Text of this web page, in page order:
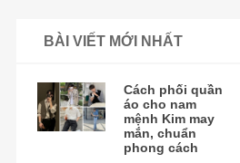
BÀI VIẾT MỚI NHẤT
Cách phối quần
áo cho nam
mệnh Kim may
mắn, chuẩn
phong cách